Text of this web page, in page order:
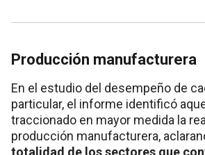
Producción manufacturera
En el estudio del desempeño de
particular, el informe identificó
traccionado en mayor medida la
producción manufacturera,
totalidad de los sectores que